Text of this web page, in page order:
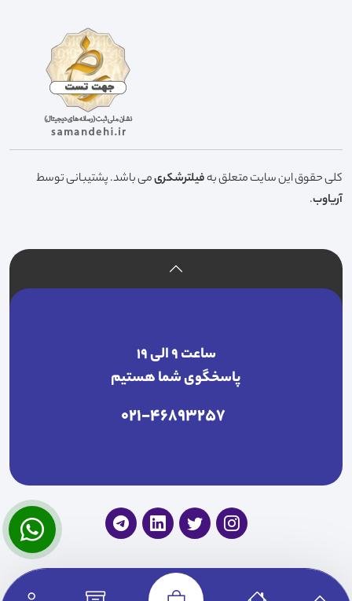
کلی حقوق این سایت متعلق بهفیلترشکریمی باشد. پشتیبانی توسط
آریاوب.
ساعت ۹ الی ۱۹
پاسخگوی شما هستیم
021-46893257